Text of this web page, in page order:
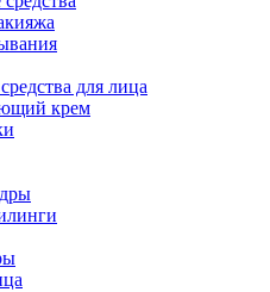
для лица
крем